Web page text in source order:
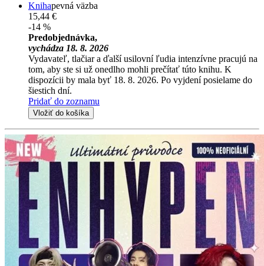
Knihapevná väzba
15,44 €
-14 %
Predobjednávka,
vychádza 18. 8. 2026
Vydavateľ, tlačiar a ďalší usilovní ľudia intenzívne pracujú na
tom, aby ste si už onedlho mohli prečítať túto knihu. K
dispozícii by mala byť 18. 8. 2026. Po vyjdení posielame do
šiestich dní.
Pridať do zoznamu
Vložiť do košíka